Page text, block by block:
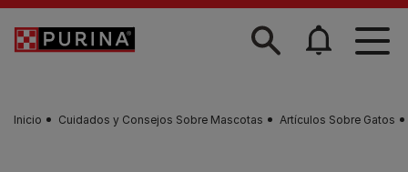
Skip to main content
Inicio Cuidados y Consejos Sobre Mascotas Artículos Sobre Gatos